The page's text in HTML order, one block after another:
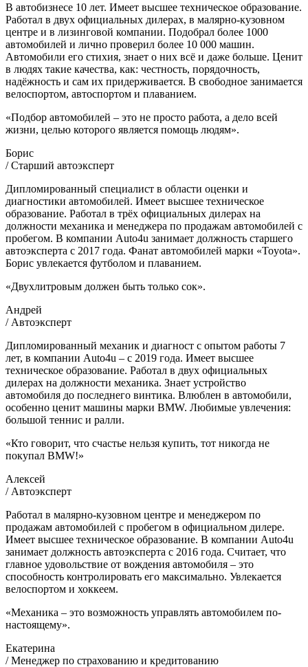
В автобизнесе 10 лет. Имеет высшее техническое образование.
Работал в двух официальных дилерах, в малярно-кузовном
центре и в лизинговой компании. Подобрал более 1000
автомобилей и лично проверил более 10 000 машин.
Автомобили его стихия, знает о них всё и даже больше. Ценит
в людях такие качества, как: честность, порядочность,
надёжность и сам их придерживается. В свободное занимается
велоспортом, автоспортом и плаванием.
«Подбор автомобилей – это не просто работа, а дело всей
жизни, целью которого является помощь людям».
Борис
/ Старший автоэксперт
Дипломированный специалист в области оценки и
диагностики автомобилей. Имеет высшее техническое
образование. Работал в трёх официальных дилерах на
должности механика и менеджера по продажам автомобилей с
пробегом. В компании Auto4u занимает должность старшего
автоэксперта с 2017 года. Фанат автомобилей марки «Toyota».
Борис увлекается футболом и плаванием.
«Двухлитровым должен быть только сок».
Андрей
/ Автоэксперт
Дипломированный механик и диагност с опытом работы 7
лет, в компании Auto4u – с 2019 года. Имеет высшее
техническое образование. Работал в двух официальных
дилерах на должности механика. Знает устройство
автомобиля до последнего винтика. Влюблен в автомобили,
особенно ценит машины марки BMW. Любимые увлечения:
большой теннис и ралли.
«Кто говорит, что счастье нельзя купить, тот никогда не
покупал BMW!»
Алексей
/ Автоэксперт
Работал в малярно-кузовном центре и менеджером по
продажам автомобилей с пробегом в официальном дилере.
Имеет высшее техническое образование. В компании Auto4u
занимает должность автоэксперта с 2016 года. Считает, что
главное удовольствие от вождения автомобиля – это
способность контролировать его максимально. Увлекается
велоспортом и хоккеем.
«Механика – это возможность управлять автомобилем по-
настоящему».
Екатерина
/ Менеджер по страхованию и кредитованию